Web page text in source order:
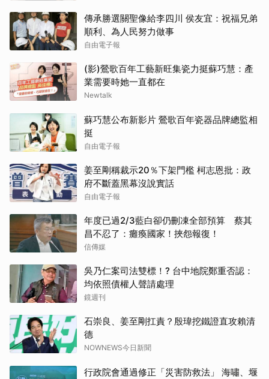
傳承勝選關聖像給李四川 侯友宜：祝福兄弟
順利、為人民努力做事
自由電子報
(影)鶯歌百年工藝新旺集瓷力挺蘇巧慧：產
業需要時她一直都在
Newtalk
蘇巧慧公布新影片 鶯歌百年瓷器品牌總監相
挺
自由電子報
姜至剛稱裁示20％下架門檻 柯志恩批：政
府不斷蓋黑幕沒說實話
自由電子報
年度已過2/3藍白卻仍刪凍全部預算 蔡其
昌不忍了：癱瘓國家！挾怨報復！
信傳媒
吳乃仁案司法雙標！? 台中地院鄭重否認：
均依照債權人聲請處理
鏡週刊
石崇良、姜至剛扛責？殷瑋挖鐵證直攻賴清
德
NOWNEWS今日新聞
行政院會通過修正「災害防救法」 海嘯、堰